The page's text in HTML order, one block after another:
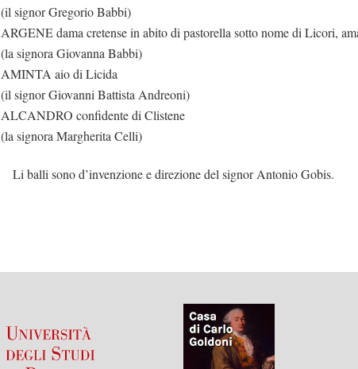
(il signor Gregorio Babbi)
ARGENE dama cretense in abito di pastorella sotto nome di Licori,
(la signora Giovanna Babbi)
AMINTA aio di Licida
(il signor Giovanni Battista Andreoni)
ALCANDRO confidente di Clistene
(la signora Margherita Celli)
Li balli sono d’invenzione e direzione del signor Antonio Gobis.